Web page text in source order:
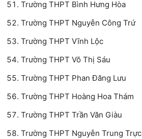
Trường THPT Bình Hưng Hòa
Trường THPT Nguyễn Công Trứ
Trường THPT Vĩnh Lộc
Trường THPT Võ Thị Sáu
Trường THPT Phan Đăng Lưu
Trường THPT Hoàng Hoa Thám
Trường THPT Trần Văn Giàu
Trường THPT Nguyễn Trung Trực